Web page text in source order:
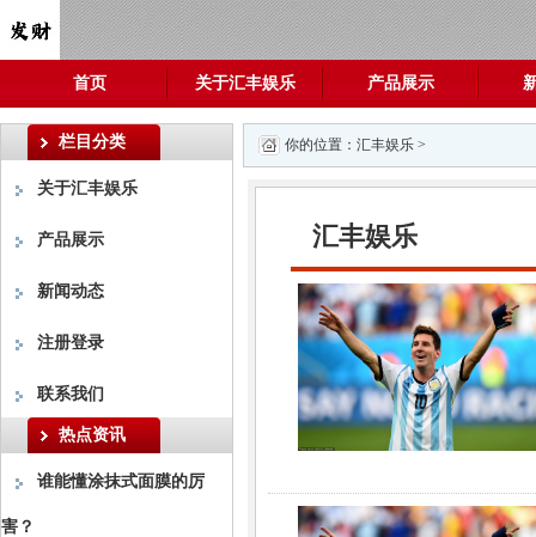
首页 关于汇丰娱乐 产品展示
栏目分类
关于汇丰娱乐
产品展示
新闻动态
注册登录
联系我们
热点资讯
谁能懂涂抹式面膜的厉
害？
你的位置： 汇丰娱乐 >
汇丰娱乐